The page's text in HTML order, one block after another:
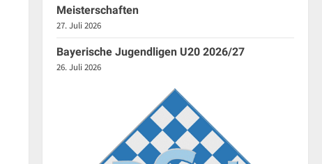
Meisterschaften
27. Juli 2026
Bayerische Jugendligen U20 2026/27
26. Juli 2026